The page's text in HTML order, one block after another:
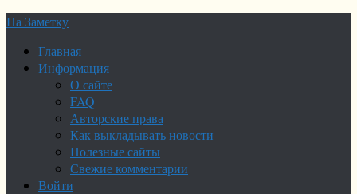
На Заметку
Главная
Информация
О сайте
FAQ
Авторские права
Как выкладывать новости
Полезные сайты
Свежие комментарии
Войти